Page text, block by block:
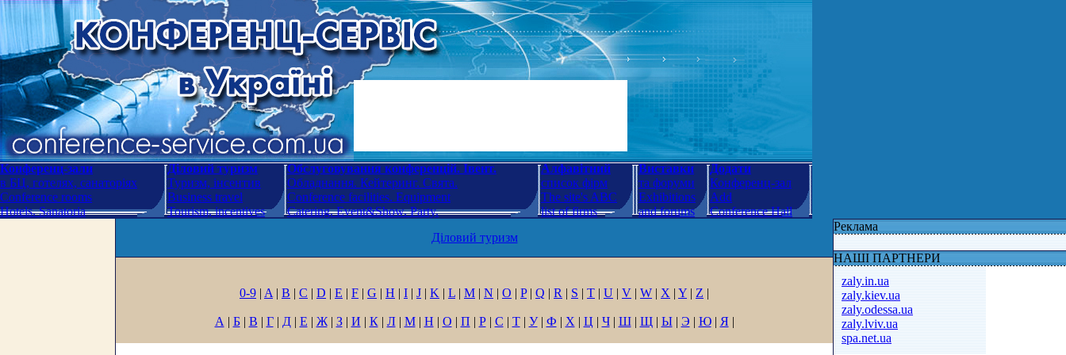
Конференц-зали
в БЦ, готелях, санаторіях
Conference rooms
Hotels. Sanatoria
Діловий туризм
Туризм, інсентив
Business travel
Tourism, incentives
Обслуговування конференцій. Івент.
Обладнання. Кейтеринг. Свята.
Conference facilities. Equipment
Catering. Event&Show. Party.
Алфавітний
список фірм
The site's ABC
list of firms
Виставки
та форуми
Exhibitions
and forums
Додати
Конференц-зал
Add
Conference Hall
Діловий туризм
0-9 | A | B | C | D | E | F | G | H | I | J | K | L | M | N | O | P| Q | R | S | T | U | V | W | X | Y | Z |
А | Б| В | Г| Д| Е | Ж| З| И | К| Л| М| Н | О | П | Р| С | Т| У| Ф | Х | Ц | Ч| Ш| Щ| Ы| Э | Ю| Я |
Реклама
НАШІ ПАРТНЕРИ
zaly.in.ua
zaly.kiev.ua
zaly.odessa.ua
zaly.lviv.ua
spa.net.ua